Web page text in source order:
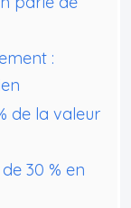
:
de la valeur
30 % en